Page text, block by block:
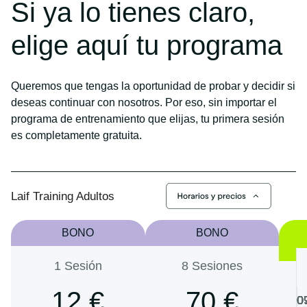
Si ya lo tienes claro,
elige aquí tu programa
Queremos que tengas la oportunidad de probar y decidir si
deseas continuar con nosotros. Por eso, sin importar el
programa de entrenamiento que elijas, tu primera sesión
es completamente gratuita.
Laif Training Adultos
BONO
1 Sesión
BONO
8 Sesiones